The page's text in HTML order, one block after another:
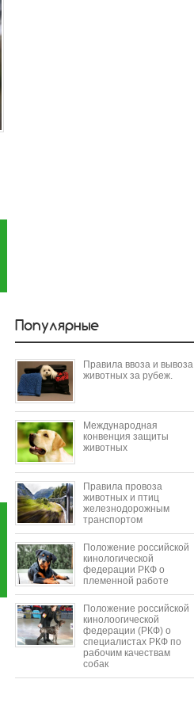
Популярные
Правила ввоза и вывоза
животных за рубеж.
Международная
конвенция защиты
животных
Правила провоза
животных и птиц
железнодорожным
транспортом
Положение российской
кинологической
федерации РКФ о
племенной работе
Положение российской
кинолоогической
федерации (РКФ) о
специалистах РКФ по
рабочим качествам
собак